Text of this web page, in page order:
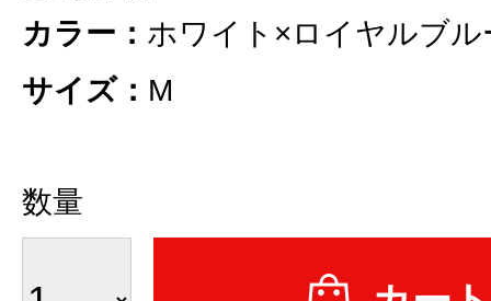
カラー： ホワイト×ロイヤルブル
サイズ： M
数量